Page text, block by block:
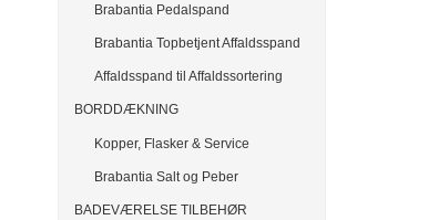
Brabantia Pedalspand
Brabantia Topbetjent Affaldsspand
Affaldsspand til Affaldssortering
BORDDÆKNING
Kopper, Flasker & Service
Brabantia Salt og Peber
BADEVÆRELSE TILBEHØR